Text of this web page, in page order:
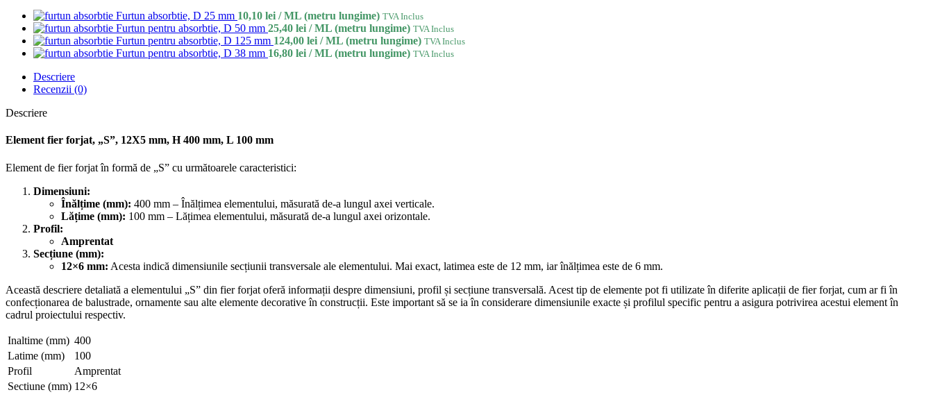
Furtun absorbtie, D 25 mm 10,10 lei / ML (metru lungime) TVA Inclus
Furtun pentru absorbtie, D 50 mm 25,40 lei / ML (metru lungime) TVA Inclus
Furtun pentru absorbtie, D 125 mm 124,00 lei / ML (metru lungime) TVA Inclus
Furtun pentru absorbtie, D 38 mm 16,80 lei / ML (metru lungime) TVA Inclus
Descriere
Recenzii (0)
Descriere
Element fier forjat, „S”, 12X5 mm, H 400 mm, L 100 mm
Element de fier forjat în formă de „S” cu următoarele caracteristici:
Dimensiuni:
Înălțime (mm): 400 mm – Înălțimea elementului, măsurată de-a lungul axei verticale.
Lățime (mm): 100 mm – Lățimea elementului, măsurată de-a lungul axei orizontale.
Profil:
Amprentat
Secțiune (mm):
12×6 mm: Acesta indică dimensiunile secțiunii transversale ale elementului. Mai exact, latimea este de 12 mm, iar înălțimea este de 6 mm.
Această descriere detaliată a elementului „S” din fier forjat oferă informații despre dimensiuni, profil și secțiune transversală. Acest tip de elemente pot fi utilizate în diferite aplicații de fier forjat, cum ar fi în
confecționarea de balustrade, ornamente sau alte elemente decorative în construcții. Este important să se ia în considerare dimensiunile exacte și profilul specific pentru a asigura potrivirea acestui element în
cadrul proiectului respectiv.
Inaltime (mm) 400
Latime (mm)
100
Profil
Amprentat
Sectiune (mm) 12×6